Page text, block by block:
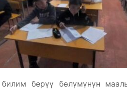
билим берүү бөлүмүнүн